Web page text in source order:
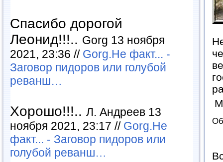
Спасибо дорогой
Леонид!!!.. Gorg 13 ноября
2021, 23:36 // Gorg.Не факт... -
Заговор пидоров или голубой
реванш…
Хорошо!!!.. Л. Андреев 13
ноября 2021, 23:17 // Gorg.Не
факт... - Заговор пидоров или
голубой реванш…